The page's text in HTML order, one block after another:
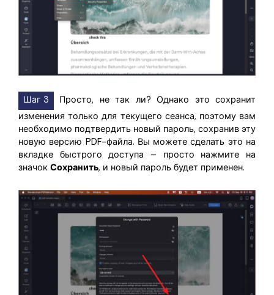
Шаг 3
Просто, не так ли? Однако это сохранит
изменения только для текущего сеанса, поэтому вам
необходимо подтвердить новый пароль, сохранив эту
новую версию PDF-файла. Вы можете сделать это на
вкладке быстрого доступа – просто нажмите на
значок Сохранить, и новый пароль будет применен.